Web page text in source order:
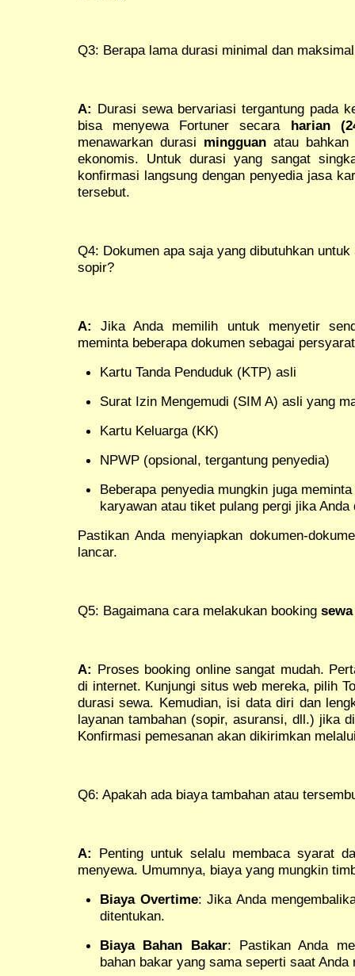
Q3: Berapa lama durasi minimal dan
A: Durasi sewa bervariasi tergantung pada
bisa menyewa Fortuner secara harian
menawarkan durasi mingguan atau
ekonomis. Untuk durasi yang sangat
konfirmasi langsung dengan penyedia jasa
tersebut.
Q4: Dokumen apa saja yang dibutuhkan untuk
sopir?
A: Jika Anda memilih untuk menyetir
meminta beberapa dokumen sebagai
Kartu Tanda Penduduk (KTP) asli
Surat Izin Mengemudi (SIM A) asli yang
Kartu Keluarga (KK)
NPWP (opsional, tergantung penyedia)
Beberapa penyedia mungkin juga
karyawan atau tiket pulang pergi jika
Pastikan Anda menyiapkan dokumen-
lancar.
Q5: Bagaimana cara melakukan booking
A: Proses booking online sangat mudah.
di internet. Kunjungi situs web mereka, pilih
durasi sewa. Kemudian, isi data diri dan
layanan tambahan (sopir, asuransi, dll.) jika
Konfirmasi pemesanan akan dikirimkan
Q6: Apakah ada biaya tambahan atau
A: Penting untuk selalu membaca syarat
menyewa. Umumnya, biaya yang mungkin
Biaya Overtime: Jika Anda
ditentukan.
Biaya Bahan Bakar: Pastikan Anda
bahan bakar yang sama seperti saat Anda